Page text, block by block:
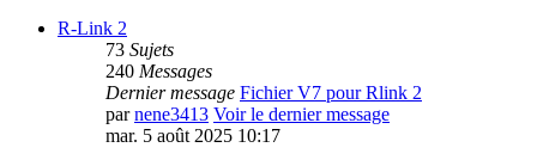
R-Link 2
73 Sujets
240 Messages
Dernier message Fichier V7 pour Rlink 2
parnene3413 Voir le dernier message
mar. 5 août 2025 10:17